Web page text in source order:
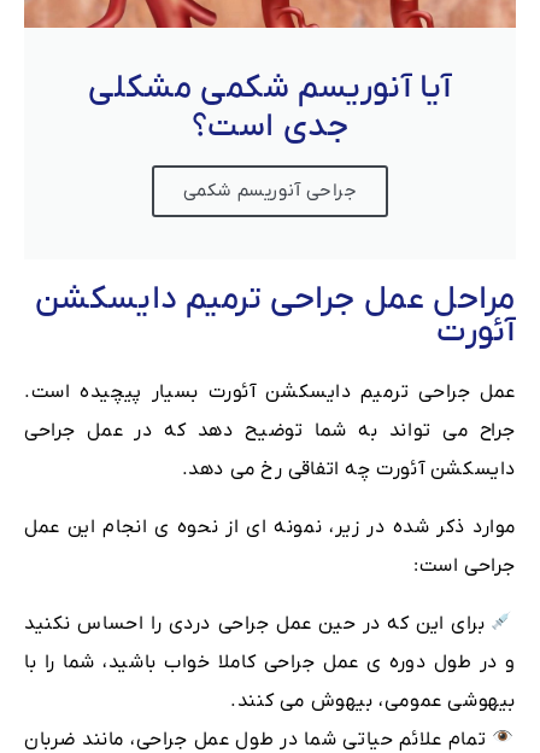
آیا آنوریسم شکمی مشکلی
جدی است؟
جراحی آنوریسم شکمی
مراحل عمل جراحی ترمیم دایسکشن
آئورت
عمل جراحی ترمیم دایسکشن آئورت بسیار پیچیده است.
جراح می تواند به شما توضیح دهد که در عمل جراحی
دایسکشن آئورت چه اتفاقی رخ می دهد.
موارد ذکر شده در زیر، نمونه ای از نحوه ی انجام این عمل
جراحی است:
برای این که در حین عمل جراحی دردی را احساس نکنید
و در طول دوره ی عمل جراحی کاملا خواب باشید، شما را با
بیهوشی عمومی، بیهوش می کنند.
تمام علائم حیاتی شما در طول عمل جراحی، مانند ضربان